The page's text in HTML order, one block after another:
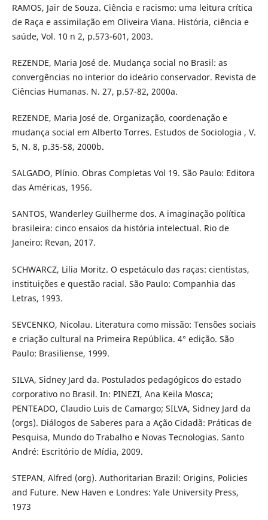
RAMOS, Jair de Souza. Ciência e racismo: uma leitura crítica
de Raça e assimilação em Oliveira Viana. História, ciência e
saúde, Vol. 10 n 2, p.573-601, 2003.
REZENDE, Maria José de. Mudança social no Brasil: as
convergências no interior do ideário conservador. Revista de
Ciências Humanas. N. 27, p.57-82, 2000a.
REZENDE, Maria José de. Organização, coordenação e
mudança social em Alberto Torres. Estudos de Sociologia , V.
5, N. 8, p.35-58, 2000b.
SALGADO, Plínio. Obras Completas Vol 19. São Paulo: Editora
das Américas, 1956.
SANTOS, Wanderley Guilherme dos. A imaginação política
brasileira: cinco ensaios da história intelectual. Rio de
Janeiro: Revan, 2017.
SCHWARCZ, Lilia Moritz. O espetáculo das raças: cientistas,
instituições e questão racial. São Paulo: Companhia das
Letras, 1993.
SEVCENKO, Nicolau. Literatura como missão: Tensões sociais
e criação cultural na Primeira República. 4° edição. São
Paulo: Brasiliense, 1999.
SILVA, Sidney Jard da. Postulados pedagógicos do estado
corporativo no Brasil. In: PINEZI, Ana Keila Mosca;
PENTEADO, Claudio Luis de Camargo; SILVA, Sidney Jard da
(orgs). Diálogos de Saberes para a Ação Cidadã: Práticas de
Pesquisa, Mundo do Trabalho e Novas Tecnologias. Santo
André: Escritório de Mídia, 2009.
STEPAN, Alfred (org). Authoritarian Brazil: Origins, Policies
and Future. New Haven e Londres: Yale University Press,
1973